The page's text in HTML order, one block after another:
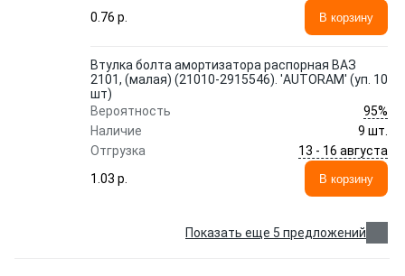
0.76 p.
В корзину
Втулка болта амортизатора распорная ВАЗ
2101, (малая) (21010-2915546). 'AUTORAM' (уп. 10
шт)
Вероятность
95%
Наличие
9 шт.
Отгрузка
13 - 16 августа
1.03 p.
В корзину
Показать еще 5 предложений